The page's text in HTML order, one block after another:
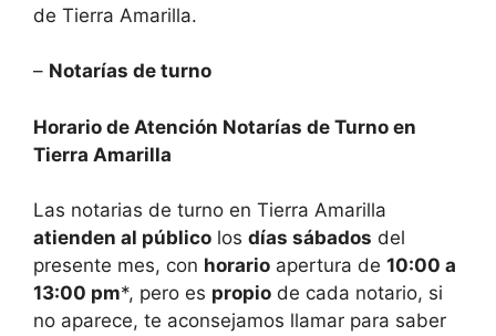
de Tierra Amarilla.
– Notarías de turno
Horario de Atención Notarías de Turno en
Tierra Amarilla
Las notarias de turno en Tierra Amarilla
atienden al público los días sábados del
presente mes, con horario apertura de 10:00 a
13:00 pm*, pero es propio de cada notario, si
no aparece, te aconsejamos llamar para saber